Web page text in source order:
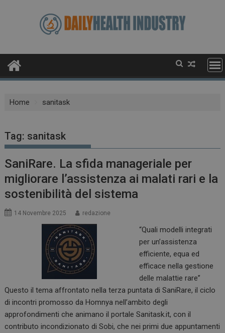
Home sanitask
Tag: sanitask
SaniRare. La sfida manageriale per
migliorare l’assistenza ai malati rari e la
sostenibilità del sistema
14 Novembre 2025 redazione
“Quali modelli integrati
per un’assistenza
efficiente, equa ed
efficace nella gestione
delle malattie rare”
Questo il tema affrontato nella terza puntata di SaniRare, il ciclo
di incontri promosso da Homnya nell’ambito degli
approfondimenti che animano il portale Sanitask.it, con il
contributo incondizionato di Sobi, che nei primi due appuntamenti